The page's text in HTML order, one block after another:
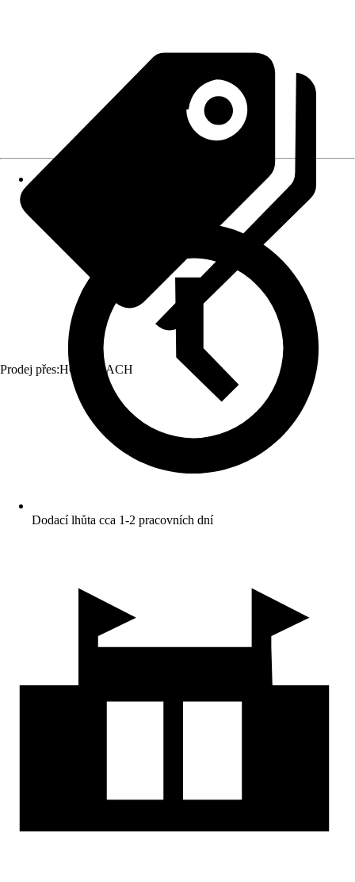
Prodej přes:HORNBACH
Dodací lhůta cca 1-2 pracovních dní